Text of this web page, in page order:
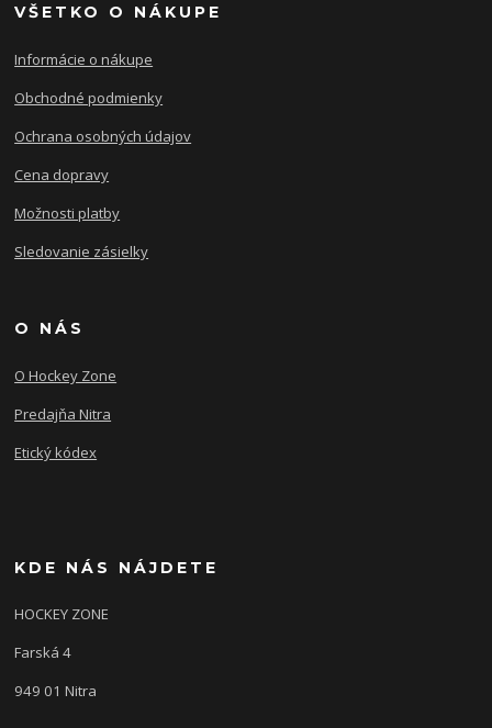
VŠETKO O NÁKUPE
Informácie o nákupe
Obchodné podmienky
Ochrana osobných údajov
Cena dopravy
Možnosti platby
Sledovanie zásielky
O NÁS
O Hockey Zone
Predajňa Nitra
Etický kódex
KDE NÁS NÁJDETE
HOCKEY ZONE
Farská 4
949 01 Nitra